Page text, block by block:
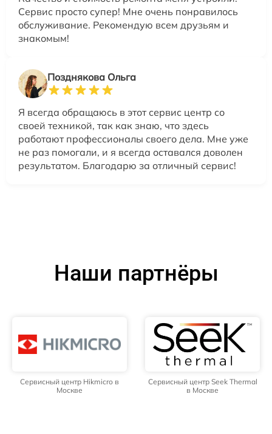
Сервис просто супер! Мне очень понравилось
обслуживание. Рекомендую всем друзьям и
знакомым!
Позднякова Ольга
Я всегда обращаюсь в этот сервис центр со
своей техникой, так как знаю, что здесь
работают профессионалы своего дела. Мне уже
не раз помогали, и я всегда оставался доволен
результатом. Благодарю за отличный сервис!
Наши партнёры
Сервисный центр Hikmicro в
Москве
Сервисный центр Seek Thermal
в Москве